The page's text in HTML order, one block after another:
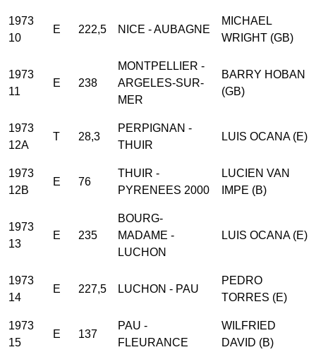
1973
10
E 222,5 NICE - AUBAGNE
MICHAEL
WRIGHT (GB)
1973
11
E 238
MONTPELLIER -
ARGELES-SUR-
MER
BARRY HOBAN
(GB)
1973
12A
T 28,3
PERPIGNAN -
THUIR
LUIS OCANA (E)
1973
12B
E 76
THUIR -
PYRENEES 2000
LUCIEN VAN
IMPE (B)
1973
13
E 235
BOURG-
MADAME -
LUCHON
LUIS OCANA (E)
1973
14
E 227,5 LUCHON - PAU
PEDRO
TORRES (E)
1973
15
E 137
PAU -
FLEURANCE
WILFRIED
DAVID (B)